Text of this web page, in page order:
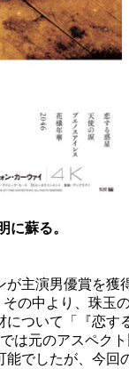
に蘇る。
主演男優賞を
の中より、珠玉
ついて「『恋
は元のアスペク
でしたが、今